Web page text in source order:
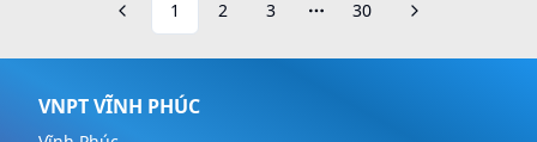
1 2 3 More pages
30
VNPT VĨNH PHÚC